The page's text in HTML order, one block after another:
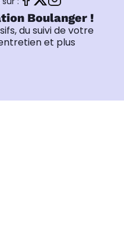
Boulanger !
du suivi de votre
et plus